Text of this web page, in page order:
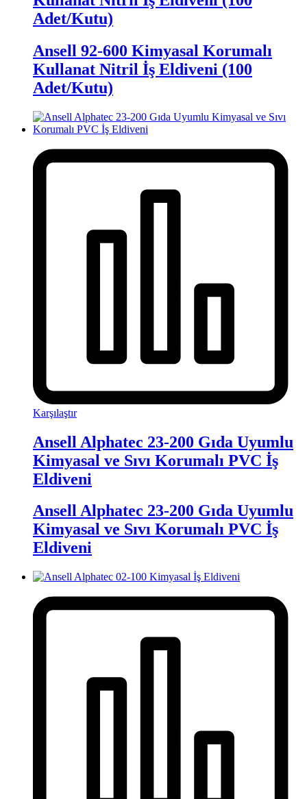
Adet/Kutu)
Ansell 92-600 Kimyasal Korumalı
Kullanat Nitril İş Eldiveni (100
Adet/Kutu)
Karşılaştır
Ansell Alphatec 23-200 Gıda Uyumlu
Kimyasal ve Sıvı Korumalı PVC İş
Eldiveni
Ansell Alphatec 23-200 Gıda Uyumlu
Kimyasal ve Sıvı Korumalı PVC İş
Eldiveni